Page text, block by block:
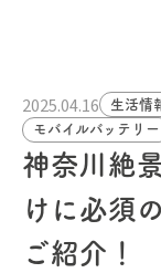
2025.04.16 生活情
モバイルバッテリー
神奈川絶
けに必須
ご紹介！